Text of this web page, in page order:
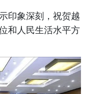
印象深刻，祝贺越
和人民生活水平方